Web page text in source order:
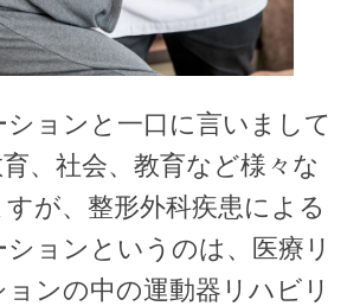
ションと一口に言いまして
、社会、教育など様々な
が、整形外科疾患による
ションというのは、医療リ
ンの中の運動器リハビリ